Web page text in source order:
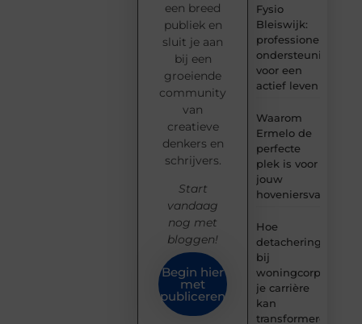
Fysio
Bleiswijk:
professionele
ondersteuning
voor een
actief leven
Waarom
Ermelo de
perfecte
plek is voor
jouw
Hoe
detachering
bij
woningcorporaties
je carrière
kan
transformeren
een breed
publiek en
sluit je aan
bij een
groeiende
community
van
creatieve
denkers en
schrijvers.
Start
vandaag
nog met
bloggen!
Begin hier
met
publiceren